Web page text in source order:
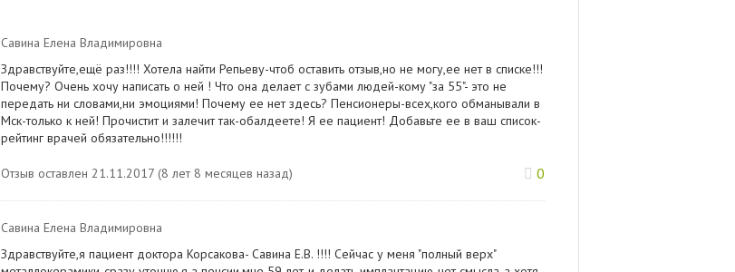
Савина Елена Владимировна
Здравствуйте,ещё раз!!!! Хотела найти Репьеву-чтоб оставить отзыв,но не могу,ее нет в списке!!!
Почему? Очень хочу написать о ней ! Что она делает с зубами людей-кому "за 55"- это не
передать ни словами,ни эмоциями! Почему ее нет здесь? Пенсионеры-всех,кого обманывали в
Мск-только к ней! Прочистит и залечит так-обалдеете! Я ее пациент! Добавьте ее в ваш список-
рейтинг врачей обязательно!!!!!!
Отзыв оставлен 21.11.2017 (8 лет 8 месяцев назад) 0
Савина Елена Владимировна
Здравствуйте,я пациент доктора Корсакова- Савина Е.В. !!!! Сейчас у меня "полный верх"